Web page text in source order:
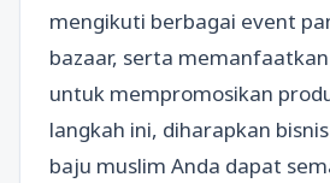
mengikuti berbagai event
bazaar, serta
untuk mempromosikan
langkah ini, diharapkan
baju muslim Anda dapat